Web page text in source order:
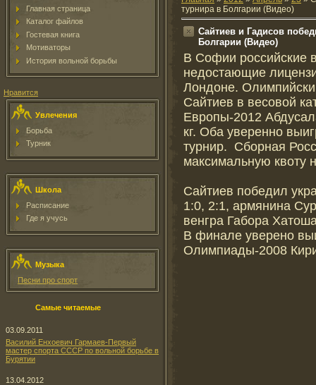
Главная страница
Каталог файлов
Гостевая книга
Мотиваторы
История вольной борьбы
Нравится
Увлечения
Борьба
Турник
Школа
Расписание
Где я учусь
Музыка
Песни про спорт
Самые читаемые
03.09.2011
Василий Енхоевич Гармаев-Первый
мастер спорта СССР по вольной борьбе в
Бурятии
13.04.2012
турнира в Болгарии (Видео)
Сайтиев и Гадисов
Болгарии (Видео)
В Софии российские
недостающие
Лондоне.
Сайтиев в весовой
Европы-2012
кг. Оба уверенно
турнир. Сборная
максимальную квоту
Сайтиев победил
1:0, 2:1, армянина
венгра Габора
В финале уверено
Олимпиады-2008